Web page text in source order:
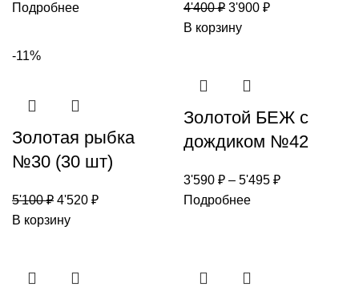
Подробнее
4'400₽ 3'900 ₽
В корзину
-11%
Золотая рыбка
№30 (30 шт)
5'100₽ 4'520 ₽
В корзину
Золотой БЕЖ с
дождиком №42
3'590 ₽ – 5'495 ₽
Подробнее